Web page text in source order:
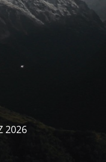
2026